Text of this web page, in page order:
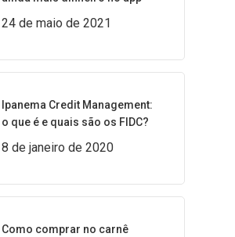
24 de maio de 2021
Ipanema Credit Management:
o que é e quais são os FIDC?
8 de janeiro de 2020
Como comprar no carnê